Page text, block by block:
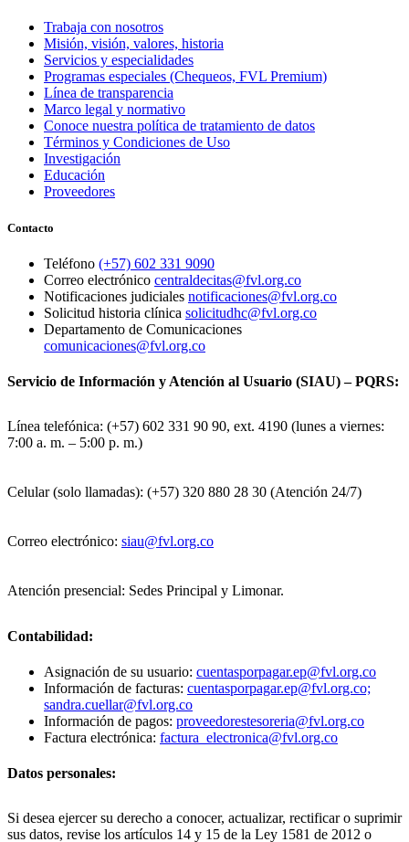
Trabaja con nosotros
Misión, visión, valores, historia
Servicios y especialidades
Programas especiales (Chequeos, FVL Premium)
Línea de transparencia
Marco legal y normativo
Conoce nuestra política de tratamiento de datos
Términos y Condiciones de Uso
Investigación
Educación
Proveedores
Contacto
Teléfono (+57) 602 331 9090
Correo electrónico centraldecitas@fvl.org.co
Notificaciones judiciales notificaciones@fvl.org.co
Solicitud historia clínica solicitudhc@fvl.org.co
Departamento de Comunicaciones
comunicaciones@fvl.org.co
Servicio de Información y Atención al Usuario (SIAU) – PQRS:
Línea telefónica: (+57) 602 331 90 90, ext. 4190 (lunes a viernes:
7:00 a. m. – 5:00 p. m.)
Celular (solo llamadas): (+57) 320 880 28 30 (Atención 24/7)
Correo electrónico: siau@fvl.org.co
Atención presencial: Sedes Principal y Limonar.
Contabilidad:
Asignación de su usuario: cuentasporpagar.ep@fvl.org.co
Información de facturas: cuentasporpagar.ep@fvl.org.co;
sandra.cuellar@fvl.org.co
Información de pagos: proveedorestesoreria@fvl.org.co
Factura electrónica: factura_electronica@fvl.org.co
Datos personales:
Si desea ejercer su derecho a conocer, actualizar, rectificar o suprimir
sus datos, revise los artículos 14 y 15 de la Ley 1581 de 2012 o